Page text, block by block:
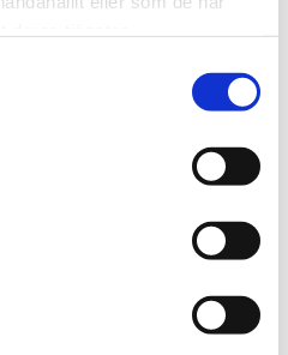
we can create any
may we help you?